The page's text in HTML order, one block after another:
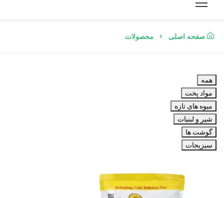
صفحه اصلی محصولات
همه
مواد پخت
میوه های تازه
شیر و لبنیات
گوشت ها
سبزیجات